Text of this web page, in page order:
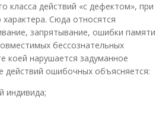
действий «с дефектом», при
Сюда относятся
запрятывание, ошибки памяти
бессознательных
коей нарушается задуманное
действий ошибочных объясняется:
индивида;